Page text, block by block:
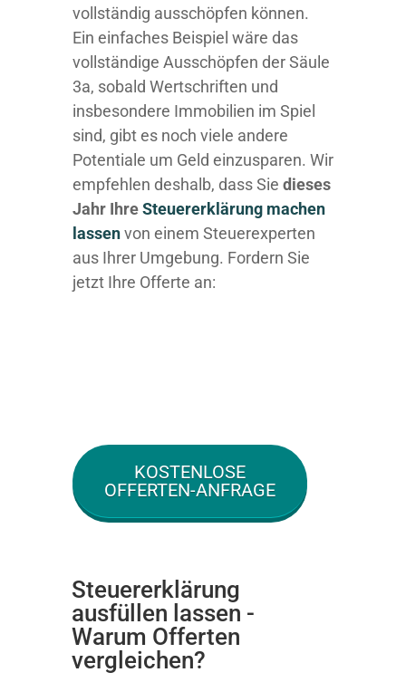
vollständig ausschöpfen können.
Ein einfaches Beispiel wäre das
vollständige Ausschöpfen der Säule
3a, sobald Wertschriften und
insbesondere Immobilien im Spiel
sind, gibt es noch viele andere
Potentiale um Geld einzusparen. Wir
empfehlen deshalb, dass Sie dieses
Jahr IhreSteuererklärung machen
lassenvon einem Steuerexperten
aus Ihrer Umgebung. Fordern Sie
jetzt Ihre Offerte an:
KOSTENLOSE
OFFERTEN-ANFRAGE
Steuererklärung
ausfüllen lassen -
Warum Offerten
vergleichen?